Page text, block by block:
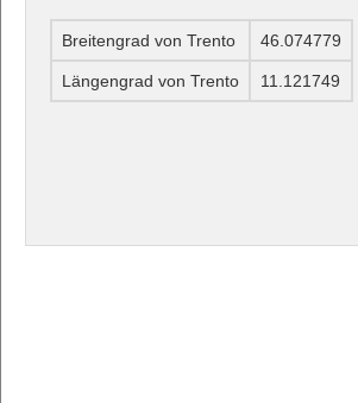
Breitengrad von Trento 46.074779
Längengrad von Trento 11.121749